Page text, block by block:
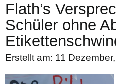
Flath’s
Schüler ohne
Erstellt am: 11